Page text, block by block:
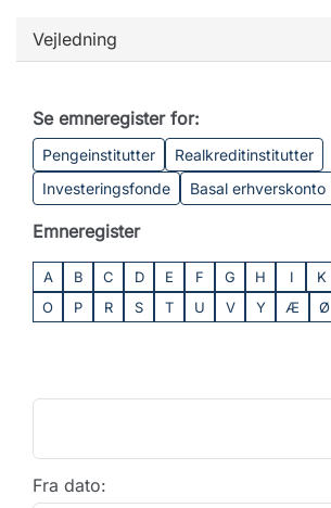
Vejledning
Se emneregister for:
Pengeinstitutter
Realkreditinstitutter
Investeringsfonde
Basal erhverskonto
Emneregister
A B C D E F G H I K
O
P R S T U V Y Æ Ø
Fra dato: